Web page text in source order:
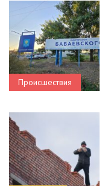
Происшествия